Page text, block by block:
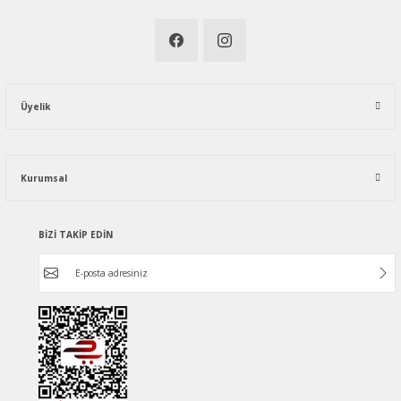
Üyelik
Kurumsal
BİZİ TAKİP EDİN